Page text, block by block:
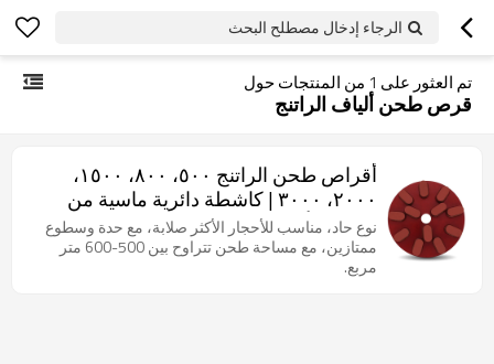
الرجاء إدخال مصطلح البحث
تم العثور على 1 من المنتجات حول
قرص طحن ألياف الراتنج
أقراص طحن الراتنج ٥٠٠، ٨٠٠، ١٥٠٠،
٢٠٠٠، ٣٠٠٠ | كاشطة دائرية ماسية من
الراتنج | أداة طحن الجرانيت الراتنجي
نوع حاد، مناسب للأحجار الأكثر صلابة، مع حدة وسطوع
ممتازين، مع مساحة طحن تتراوح بين 500-600 متر
مربع.